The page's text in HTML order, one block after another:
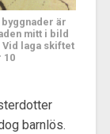
är
mitt i bild
laga skiftet
10
barnlös.